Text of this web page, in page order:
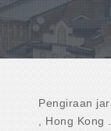
Pengiraan
, Hong